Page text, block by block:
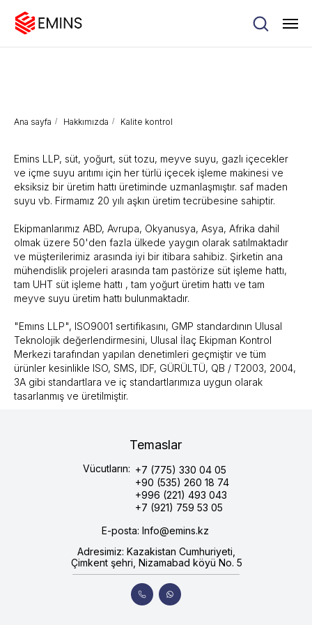
Ana sayfa / Hakkımızda / Kalite kontrol
Emins LLP, süt, yoğurt, süt tozu, meyve suyu, gazlı içecekler
ve içme suyu arıtımı için her türlü içecek işleme makinesi ve
eksiksiz bir üretim hattı üretiminde uzmanlaşmıştır. saf maden
suyu vb. Firmamız 20 yılı aşkın üretim tecrübesine sahiptir.
Ekipmanlarımız ABD, Avrupa, Okyanusya, Asya, Afrika dahil
olmak üzere 50'den fazla ülkede yaygın olarak satılmaktadır
ve müşterilerimiz arasında iyi bir itibara sahibiz. Şirketin ana
mühendislik projeleri arasında tam pastörize süt işleme hattı,
tam UHT süt işleme hattı , tam yoğurt üretim hattı ve tam
meyve suyu üretim hattı bulunmaktadır.
"Emıns LLP", ISO9001 sertifikasını, GMP standardının Ulusal
Teknolojik değerlendirmesini, Ulusal İlaç Ekipman Kontrol
Merkezi tarafından yapılan denetimleri geçmiştir ve tüm
ürünler kesinlikle ISO, SMS, IDF, GÜRÜLTÜ, QB / T2003, 2004,
3A gibi standartlara ve iç standartlarımıza uygun olarak
tasarlanmış ve üretilmiştir.
+7 (775) 330 04 05
+90 (535) 260 18 74
+996 (221) 493 043
+7 (921) 759 53 05
Adresimiz: Kazakistan Cumhuriyeti,
Çimkent şehri, Nizamabad köyü No. 5
E-posta: Info@emins.kz
Vücutların:
Temaslar